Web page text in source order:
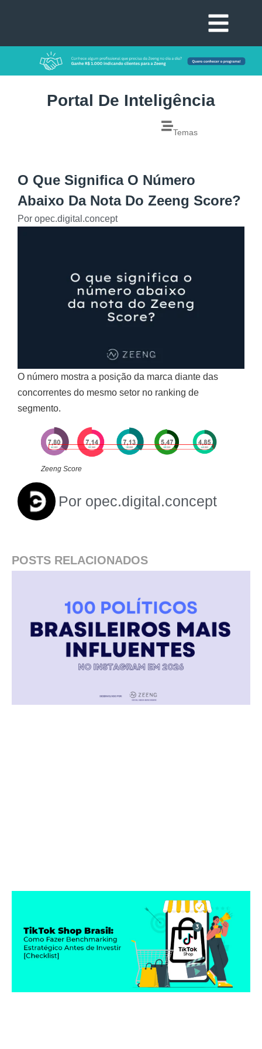
Portal De Inteligência
Temas
O Que Significa O Número
Abaixo Da Nota Do Zeeng Score?
Por opec.digital.concept
O número mostra a posição da marca diante das
concorrentes do mesmo setor no ranking de
segmento.
Zeeng Score
Por opec.digital.concept
POSTS RELACIONADOS